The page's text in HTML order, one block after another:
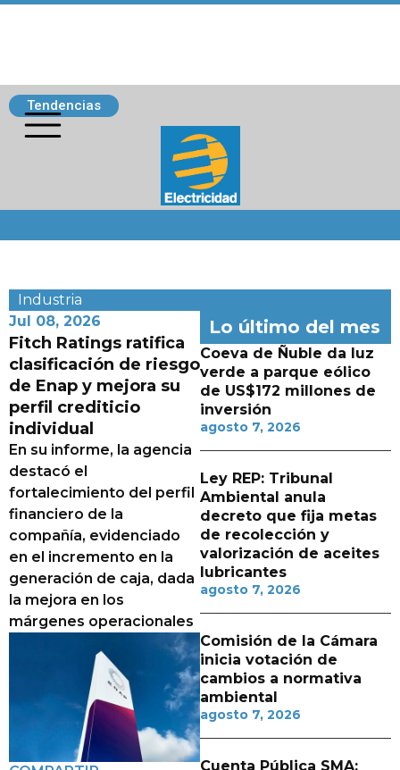
Tendencias
Industria
Jul 08, 2026
Fitch Ratings ratifica
clasificación de riesgo
de Enap y mejora su
perfil crediticio
individual
En su informe, la agencia
destacó el
fortalecimiento del perfil
financiero de la
compañía, evidenciado
en el incremento en la
generación de caja, dada
la mejora en los
márgenes operacionales
Lo último del mes
Coeva de Ñuble da luz
verde a parque eólico
de US$172 millones de
inversión
agosto 7, 2026
Ley REP: Tribunal
Ambiental anula
decreto que fija metas
de recolección y
valorización de aceites
lubricantes
agosto 7, 2026
Comisión de la Cámara
inicia votación de
cambios a normativa
ambiental
agosto 7, 2026
Cuenta Pública SMA: